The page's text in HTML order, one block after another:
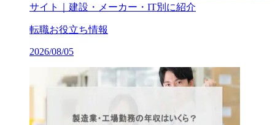
サイト｜建設・メーカー・IT別に紹介
転職お役立ち情報
2026/08/05